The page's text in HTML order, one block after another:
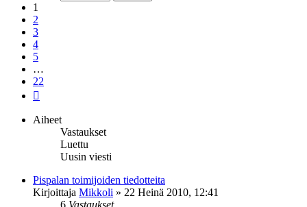
1
2
3
4
5
…
22
Aiheet
Vastaukset
Luettu
Uusin viesti
Pispalan toimijoiden tiedotteita
Kirjoittaja Mikkoli » 22 Heinä 2010, 12:41
6 Vastaukset